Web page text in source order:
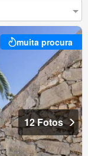
muita procura
12 Fotos